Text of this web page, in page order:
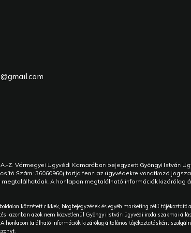
Z. Vármegyei Ügyvédi Kamarában bejegyzett Gyöngyi István
Szám: 36060960) tartja fenn az ügyvédekre vonatkozó
megtalálhatóak. A honlapon megtalálható információk
közzétett cikkek, blogbejegyzések és egyéb marketing célú
azonban azok nem közvetlenül Gyöngyi István ügyvédi iroda szakmai
A honlapon található információk kizárólag általános tájékoztatásként